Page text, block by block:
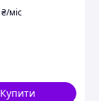
₴/міс
Купити